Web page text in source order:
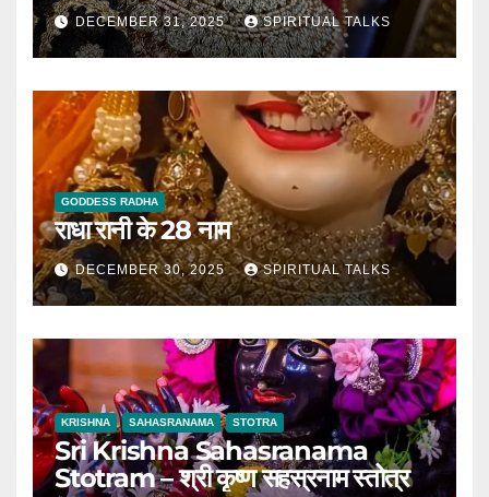
DECEMBER 31, 2025 SPIRITUAL TALKS
GODDESS RADHA
राधा रानी के 28 नाम
DECEMBER 30, 2025 SPIRITUAL TALKS
KRISHNA SAHASRANAMA STOTRA
Sri Krishna Sahasranama
Stotram – श्री कृष्ण सहस्रनाम स्तोत्र